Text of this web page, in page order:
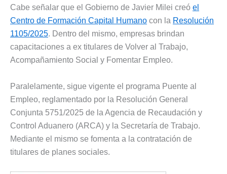
Cabe señalar que el Gobierno de Javier Milei creó el
Centro de Formación Capital Humano con la Resolución
1105/2025. Dentro del mismo, empresas brindan
capacitaciones a ex titulares de Volver al Trabajo,
Acompañamiento Social y Fomentar Empleo.
Paralelamente, sigue vigente el programa Puente al
Empleo, reglamentado por la Resolución General
Conjunta 5751/2025 de la Agencia de Recaudación y
Control Aduanero (ARCA) y la Secretaría de Trabajo.
Mediante el mismo se fomenta a la contratación de
titulares de planes sociales.